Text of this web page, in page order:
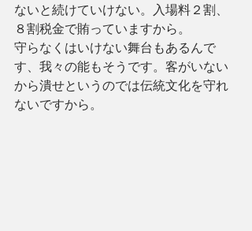
ないと続けていけない。入場料２割、
８割税金で賄っていますから。
守らなくはいけない舞台もあるんで
す、我々の能もそうです。客がいない
から潰せというのでは伝統文化を守れ
ないですから。